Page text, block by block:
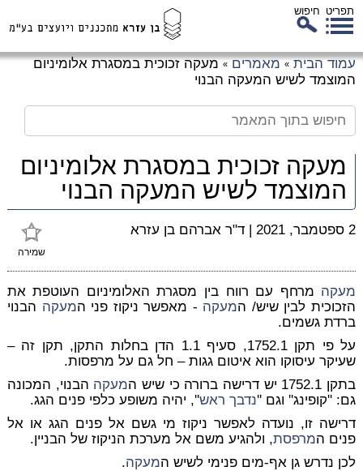
תפריט חיפוש
עמוד הבית » מאמרים » מעקה זכוכית במסגרת אלומיניום
המוצמד לשיש המעקה הבנוי
מעקה זכוכית במסגרת אלומיניום
המוצמד לשיש המעקה הבנוי
שמירה
2 ספטמבר, 2021 | ד"ר אברהם בן עזרא
מעקה מרחף עם רווח בין מסגרת האלומיניום העוטפת את
הזכוכית לבין שיש/ המעקה - מאפשר ניקוז פני המעקה הבנוי
ברדת גשמים.
על פי תקן 1752.1, סעיף 1.1 הדן בחלות התקן, תקן זה –
שעיקר עיסוקו הוא איטום גגות – חל גם על מרפסות.
בתקן 1752.1 יש דרישה ברורה כי שיש ה
מעקה הבנוי, המכונה
גם: ''קופינג'' וגם ''נדבך ראש'', יהיה משופע כלפי פנים הגג.
דרישה זו, נועדה לאפשר ניקוז מי גשם אל פנים הגג או אל
פנים המרפסת, ולהגיע משם אל מערכת הניקוז של הבניין.
לכן נדרש גן אף-מים פנימי לשיש המעקה.